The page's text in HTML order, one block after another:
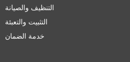
التنظيف والصيانة
التثبيت والتعبئة
خدمة الضمان